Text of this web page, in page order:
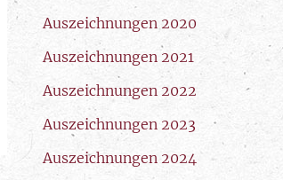
Auszeichnungen 2020
Auszeichnungen 2021
Auszeichnungen 2022
Auszeichnungen 2023
Auszeichnungen 2024